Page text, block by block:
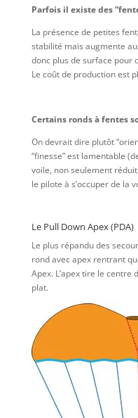
Parfois il existe des
La présence de petites
stabilité mais augmente
donc plus de surface pour
Le coût de production est
Certains ronds à fentes
On devrait dire plutôt
“finesse” est lamentable
voile, non seulement
le pilote à s’occuper de la
Le Pull Down Apex (PDA)
Le plus répandu des
rond avec apex rentrant
Apex. L’apex tire le centre
plat.